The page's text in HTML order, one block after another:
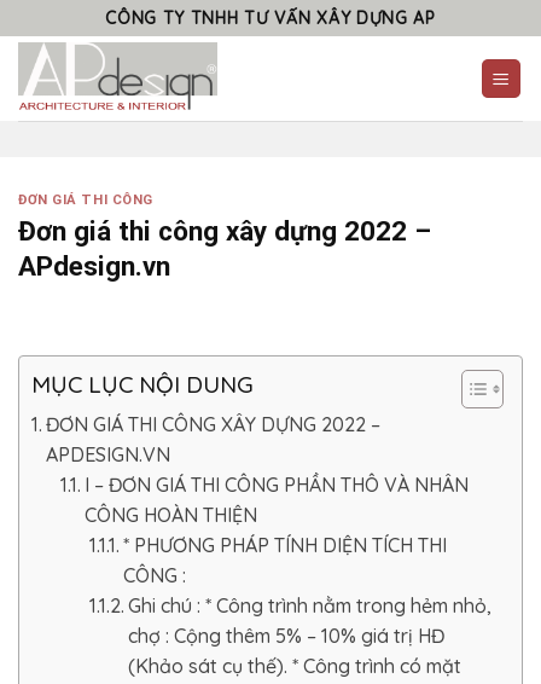
to
content
CÔNG TY TNHH TƯ VẤN XÂY DỰNG AP
ĐƠN GIÁ THI CÔNG
Đơn giá thi công xây dựng 2022 –
APdesign.vn
MỤC LỤC NỘI DUNG
ĐƠN GIÁ THI CÔNG XÂY DỰNG 2022 –
APDESIGN.VN
I – ĐƠN GIÁ THI CÔNG PHẦN THÔ VÀ NHÂN
CÔNG HOÀN THIỆN
* PHƯƠNG PHÁP TÍNH DIỆN TÍCH THI
CÔNG :
Ghi chú : * Công trình nằm trong hẻm nhỏ,
chợ : Cộng thêm 5% – 10% giá trị HĐ
(Khảo sát cụ thế). * Công trình có mặt